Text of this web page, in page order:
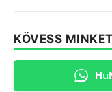
KÖVESS